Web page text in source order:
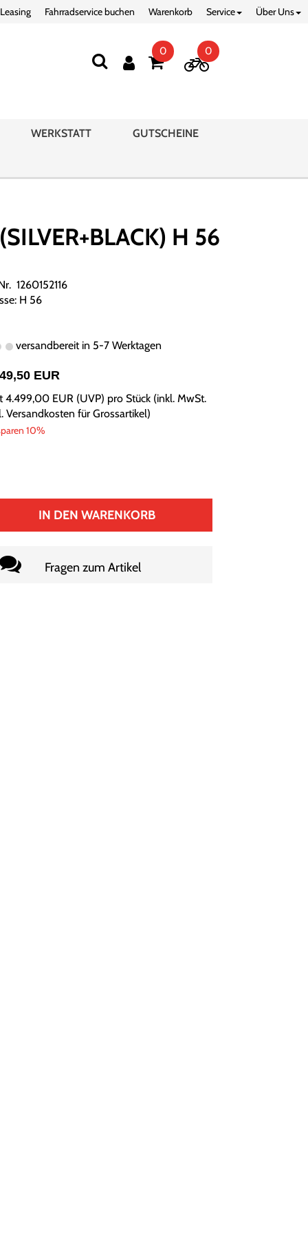
Fahrradservice buchen Warenkorb Service Über Uns
0 0
WERKSTATT GUTSCHEINE
H 56
1260152116
H 56
versandbereit in 5-7 Werktagen
EUR
4.499,00 EUR(UVP) pro Stück (inkl. MwSt.
Versandkosten für Grossartikel)
10%
IN DEN WARENKORB
Fragen zum Artikel